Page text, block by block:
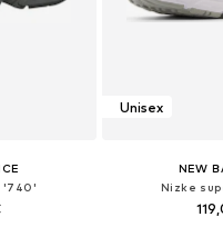
'740'
Unisex
NEW
Nizke